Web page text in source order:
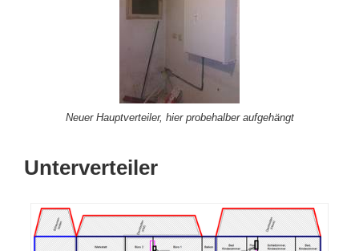
Neuer Hauptverteiler, hier probehalber aufgehängt
Unterverteiler